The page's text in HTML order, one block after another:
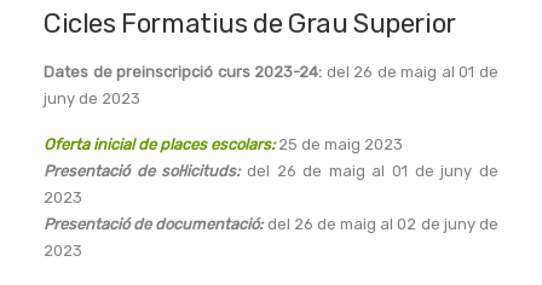
Cicles Formatius de Grau Superior
Dates de preinscripció curs 2023-24: del 26 de maig al 01 de
juny de 2023
Oferta inicial de places escolars:25 de maig 2023
Presentació de sol·licituds:del 26 de maig al 01 de juny de
2023
Presentació de documentació:del 26 de maig al 02 de juny de
2023